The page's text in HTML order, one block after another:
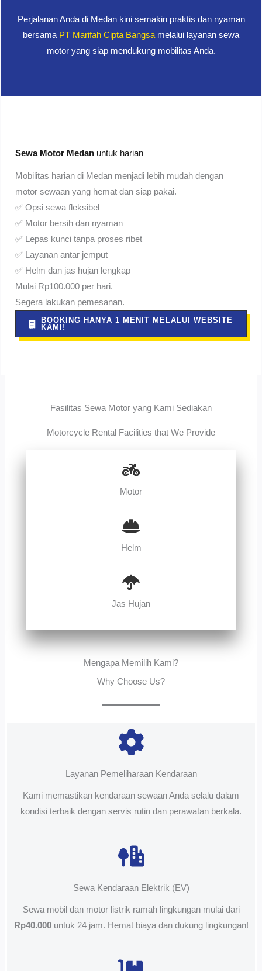
Perjalanan Anda di Medan kini semakin praktis dan nyaman
bersama PT Marifah Cipta Bangsa melalui layanan sewa
motor yang siap mendukung mobilitas Anda.
Sewa Motor Medan untuk harian
Mobilitas harian di Medan menjadi lebih mudah dengan
motor sewaan yang hemat dan siap pakai.
✅ Opsi sewa fleksibel
✅ Motor bersih dan nyaman
✅ Lepas kunci tanpa proses ribet
✅ Layanan antar jemput
✅ Helm dan jas hujan lengkap
Mulai Rp100.000 per hari.
Segera lakukan pemesanan.
BOOKING HANYA 1 MENIT MELALUI WEBSITE
KAMI!
Fasilitas Sewa Motor yang Kami Sediakan
Motorcycle Rental Facilities that We Provide
Motor
Helm
Jas Hujan
Mengapa Memilih Kami?
Why Choose Us?
Layanan Pemeliharaan Kendaraan
Kami memastikan kendaraan sewaan Anda selalu dalam
kondisi terbaik dengan servis rutin dan perawatan berkala.
Sewa Kendaraan Elektrik (EV)
Sewa mobil dan motor listrik ramah lingkungan mulai dari
Rp40.000untuk 24 jam. Hemat biaya dan dukung lingkungan!